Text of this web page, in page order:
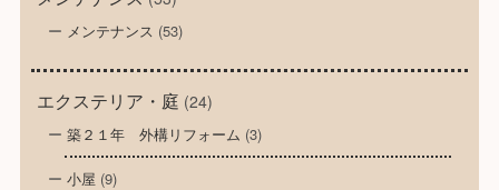
メンテナンス (53)
エクステリア・庭 (24)
築２１年 外構リフォーム (3)
小屋 (9)